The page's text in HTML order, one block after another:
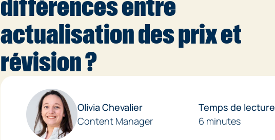
actualisation des prix et
révision ?
Olivia Chevalier
Content Manager
Temps de lecture
6 minutes